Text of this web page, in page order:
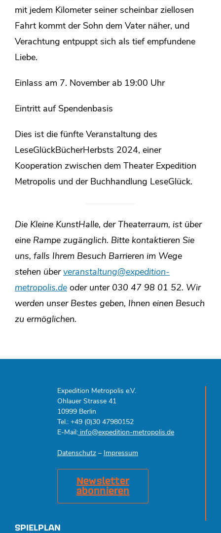
mit jedem Kilometer seiner scheinbar ziellosen
Fahrt kommt der Sohn dem Vater näher, und
Verachtung entpuppt sich als tief empfundene
Liebe.
Einlass am 7. November ab 19:00 Uhr
Eintritt auf Spendenbasis
Dies ist die fünfte Veranstaltung des
LeseGlückBücherHerbsts 2024, einer
Kooperation zwischen dem Theater Expedition
Metropolis und der Buchhandlung LeseGlück.
Die Kleine KunstHalle, der Theaterraum, ist über
eine Rampe zugänglich. Bitte kontaktieren Sie
uns, falls Ihrem Besuch Barrieren im Wege
stehen über veranstaltung@expedition-
metropolis.de oder unter 030 47 98 01 52. Wir
werden unser Bestes geben, Ihnen einen Besuch
zu ermöglichen.
Expedition Metropolis e.V.
Ohlauer Strasse 41
10999 Berlin
Tel.: +49 (0)30 47980152
E-Mail: info@expedition-metropolis.de
Datenschutz – Impressum
Newsletter
abonnieren
SPIELPLAN